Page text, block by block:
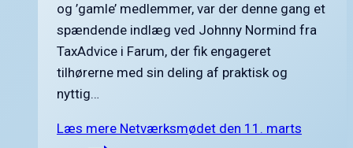
og ’gamle’ medlemmer, var der denne gang et
spændende indlæg ved Johnny Normind fra
TaxAdvice i Farum, der fik engageret
tilhørerne med sin deling af praktisk og
nyttig…
Læs mere Netværksmødet den 11. marts